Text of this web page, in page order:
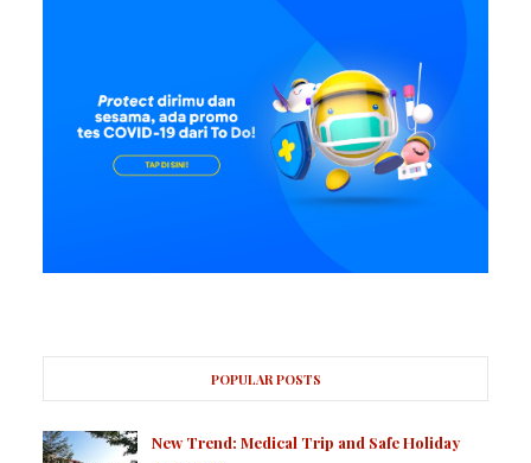
POPULAR POSTS
New Trend: Medical Trip and Safe Holiday